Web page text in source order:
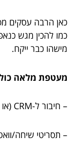
כאן הרבה עסקים
כמו להכין מגש
מישהו כבר ייקח.
מעטפת מלאה
– חיבור ל-CRM (או מערכת לידים פשוטה)
– תסריטי שיחה/